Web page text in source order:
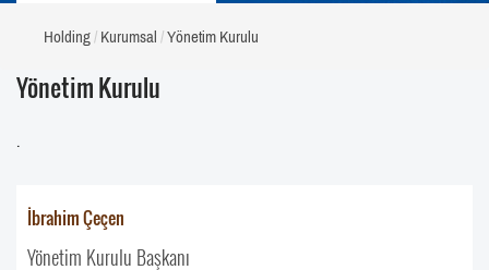
Holding Kurumsal Yönetim Kurulu
Yönetim Kurulu
.
İbrahim Çeçen
Yönetim Kurulu Başkanı